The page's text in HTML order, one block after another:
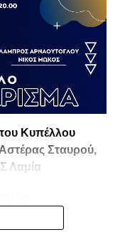
Κυπέλλου
Σταυρού,
Λαμία
Marriott